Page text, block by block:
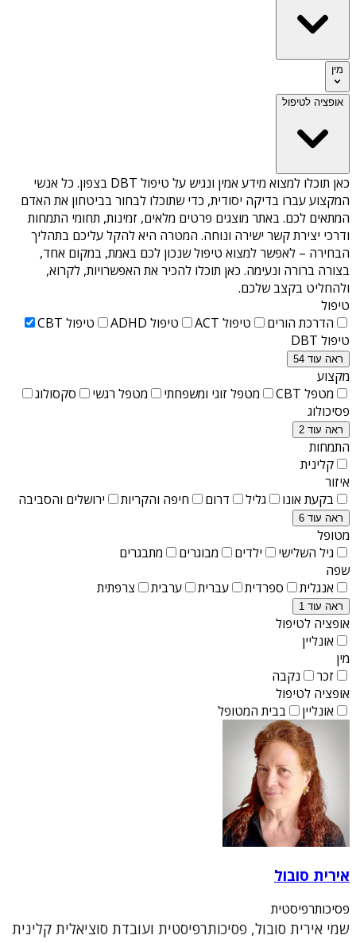
מין
אופציה לטיפול
כאן תוכלו למצוא מידע אמין ונגיש על טיפול DBT בצפון
. כל אנשי
המקצוע עברו בדיקה יסודית, כדי שתוכלו לבחור בביטחון את האדם
המתאים לכם. באתר מוצגים פרטים מלאים, זמינות, תחומי התמחות
ודרכי יצירת קשר ישירה ונוחה. המטרה היא להקל עליכם בתהליך
הבחירה – לאפשר למצוא טיפול שנכון לכם באמת, במקום אחד,
בצורה ברורה ונעימה. כאן תוכלו להכיר את האפשרויות, לקרוא,
ולהחליט בקצב שלכם.
טיפול
הדרכת הורים
טיפול ACT טיפול ADHD
טיפול CBT
טיפול DBT
ראה עוד 54
מקצוע
מטפל CBT
מטפל זוגי ומשפחתי מטפל רגשי
סקסולוג
פסיכולוג
ראה עוד 2
התמחות
קלינית
איזור
בקעת אונו
גליל דרום חיפה והקריות ירושלים והסביבה
ראה עוד 6
מטופל
גיל השלישי
ילדים מבוגרים
מתבגרים
שפה
אנגלית
ספרדית עברית ערבית צרפתית
ראה עוד 1
אופציה לטיפול
אונליין
מין
זכר
נקבה
אופציה לטיפול
אונליין
בבית המטופל
אירית סובול
פסיכותרפיסטית
שמי אירית סובול, פסיכותרפיסטית ועובדת סוציאלית קלינית